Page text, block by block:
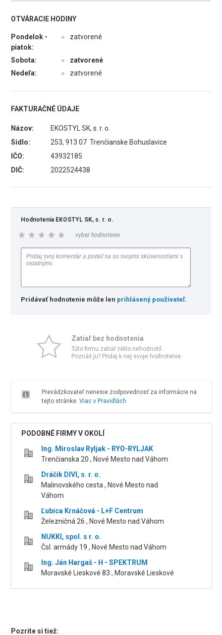
OTVÁRACIE HODINY
Pondelok -
piatok:
● zatvorené
Sobota: ●
zatvorené
Nedeľa:
● zatvorené
FAKTURAČNÉ ÚDAJE
Názov:
EKOSTYL SK, s. r. o.
Sídlo:
253, 913 07 Trenčianske Bohuslavice
IČO:
43932185
DIČ:
2022524438
Hodnotenia EKOSTYL SK, s. r. o.
vyber hodnotenie
Pridávať hodnotenie môže len prihlásený používateľ.
Zatiaľ bez hodnotenia
Túto firmu zatiaľ nikto nehodnotil.
Poznáš ju? Pridaj k nej svoje hodnotenie.
Prevádzkovateľ nenesie zodpovednosť za informácie na
tejto stránke. Viac v Pravidlách
PODOBNÉ FIRMY V OKOLÍ
Ing. Miroslav Ryljak - RYO-RYLJAK
Trenčianska 20 , Nové Mesto nad Váhom
Dráčik DIVI, s. r. o.
Malinovského cesta , Nové Mesto nad
Váhom
Ľubica Krnáčová - L+F Centrum
Železničná 26 , Nové Mesto nad Váhom
NUKKI, spol. s r. o.
Čsl. armády 19 , Nové Mesto nad Váhom
Ing. Ján Hargaš - H - SPEKTRUM
Moravské Lieskové 83 , Moravské Lieskové
Pozrite si tiež: